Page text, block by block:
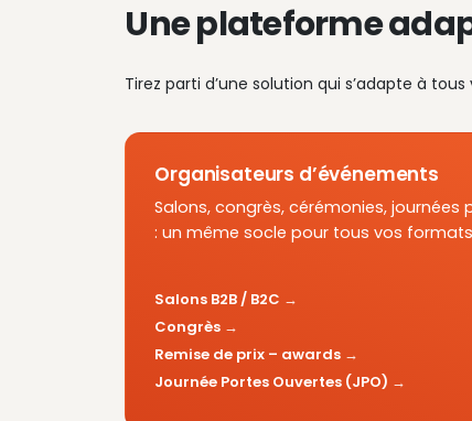
Une plateforme
Tirez parti d’une solution qui s’adapte à
Organisateurs d’événements
Salons, congrès, cérémonies, journées
: un même socle pour tous vos
Salons B2B / B2C
Congrès
Remise de prix – awards
Journée Portes Ouvertes (JPO)